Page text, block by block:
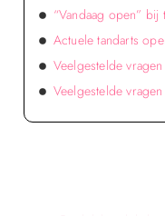
“Vandaag open” bij
Actuele tandarts
Veelgestelde
Veelgestelde vragen